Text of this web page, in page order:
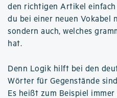
den richtigen Artikel
du bei einer neuen Vokabel
sondern auch, welches
hat.
Denn Logik hilft bei den
Wörter für Gegenstände
Es heißt zum Beispiel immer